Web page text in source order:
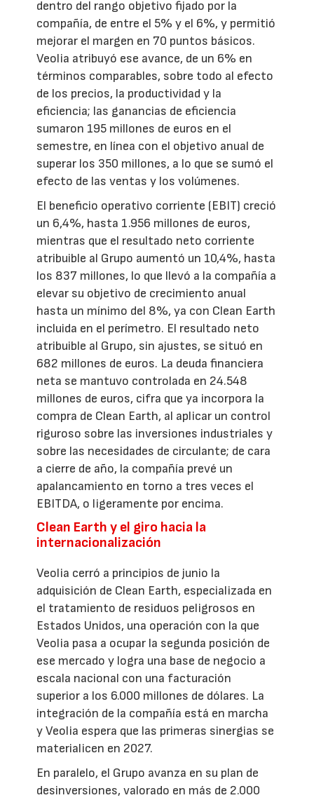
dentro del rango objetivo fijado por la
compañía, de entre el 5% y el 6%, y permitió
mejorar el margen en 70 puntos básicos.
Veolia atribuyó ese avance, de un 6% en
términos comparables, sobre todo al efecto
de los precios, la productividad y la
eficiencia; las ganancias de eficiencia
sumaron 195 millones de euros en el
semestre, en línea con el objetivo anual de
superar los 350 millones, a lo que se sumó el
efecto de las ventas y los volúmenes.
El beneficio operativo corriente (EBIT) creció
un 6,4%, hasta 1.956 millones de euros,
mientras que el resultado neto corriente
atribuible al Grupo aumentó un 10,4%, hasta
los 837 millones, lo que llevó a la compañía a
elevar su objetivo de crecimiento anual
hasta un mínimo del 8%, ya con Clean Earth
incluida en el perímetro. El resultado neto
atribuible al Grupo, sin ajustes, se situó en
682 millones de euros. La deuda financiera
neta se mantuvo controlada en 24.548
millones de euros, cifra que ya incorpora la
compra de Clean Earth, al aplicar un control
riguroso sobre las inversiones industriales y
sobre las necesidades de circulante; de cara
a cierre de año, la compañía prevé un
apalancamiento en torno a tres veces el
EBITDA, o ligeramente por encima.
Clean Earth y el giro hacia la
internacionalización
Veolia cerró a principios de junio la
adquisición de Clean Earth, especializada en
el tratamiento de residuos peligrosos en
Estados Unidos, una operación con la que
Veolia pasa a ocupar la segunda posición de
ese mercado y logra una base de negocio a
escala nacional con una facturación
superior a los 6.000 millones de dólares. La
integración de la compañía está en marcha
y Veolia espera que las primeras sinergias se
materialicen en 2027.
En paralelo, el Grupo avanza en su plan de
desinversiones, valorado en más de 2.000